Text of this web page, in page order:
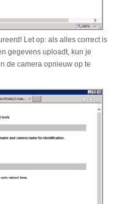
Let op: als alles correct is
gegevens uploadt, kun je
de camera opnieuw op te